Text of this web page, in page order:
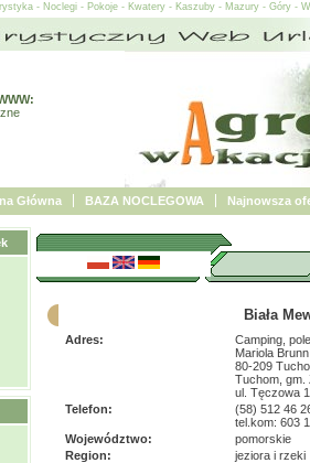
- Noclegi - Pokoje - Kwatery - Kaszuby - Mazury - Góry -
Główna BAZA NOCLEGOWA Najnowsza
Biała
Adres:
Camping,
Mariola Brunn
80-209
Tuchom, gm.
ul. Tęczowa
Telefon:
(58) 512 46
tel.kom: 603
Województwo:
pomorskie
Region:
jeziora i rzeki